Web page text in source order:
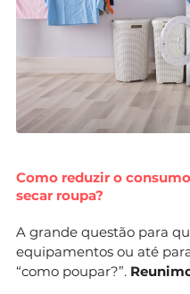
Como reduzir o
secar roupa?
A grande questão para
equipamentos ou até
“como poupar?”.